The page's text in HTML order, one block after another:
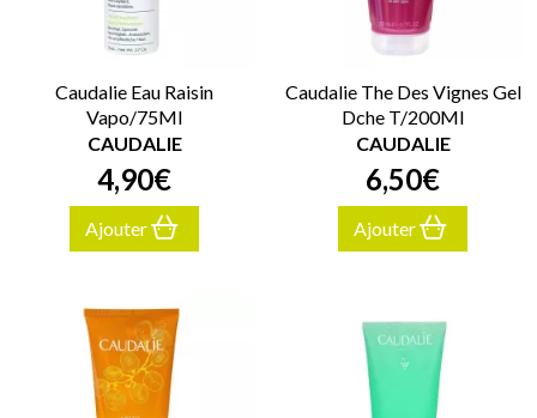
Caudalie Eau Raisin
Vapo/75Ml
CAUDALIE
4,90€
Ajouter
Caudalie The Des Vignes Gel
Dche T/200Ml
CAUDALIE
6,50€
Ajouter